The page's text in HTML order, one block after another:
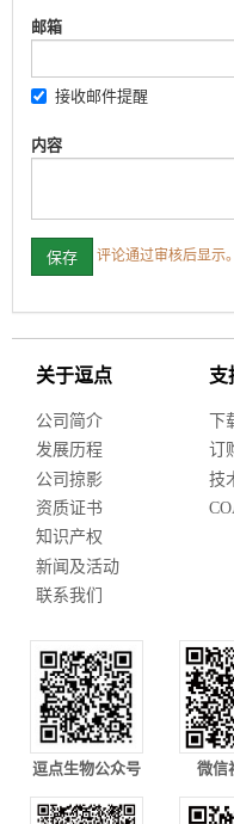
邮箱
接收邮件提醒
内容
评论通过审核后显示。
关于逗点
公司简介
发展历程
公司掠影
资质证书
知识产权
新闻及活动
联系我们
支
订
技
逗点生物公众号 微信